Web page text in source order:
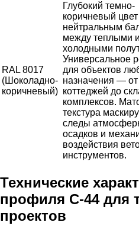
RAL 8017
(Шоколадно-
коричневый)
Глубокий темно-
коричневый цвет
нейтральным
между теплыми и
холодными
Универсальное
для объектов
назначения —
коттеджей до
комплексов.
текстура
следы
осадков и
воздействия
инструментов.
Технические
профиля С-44 для
проектов